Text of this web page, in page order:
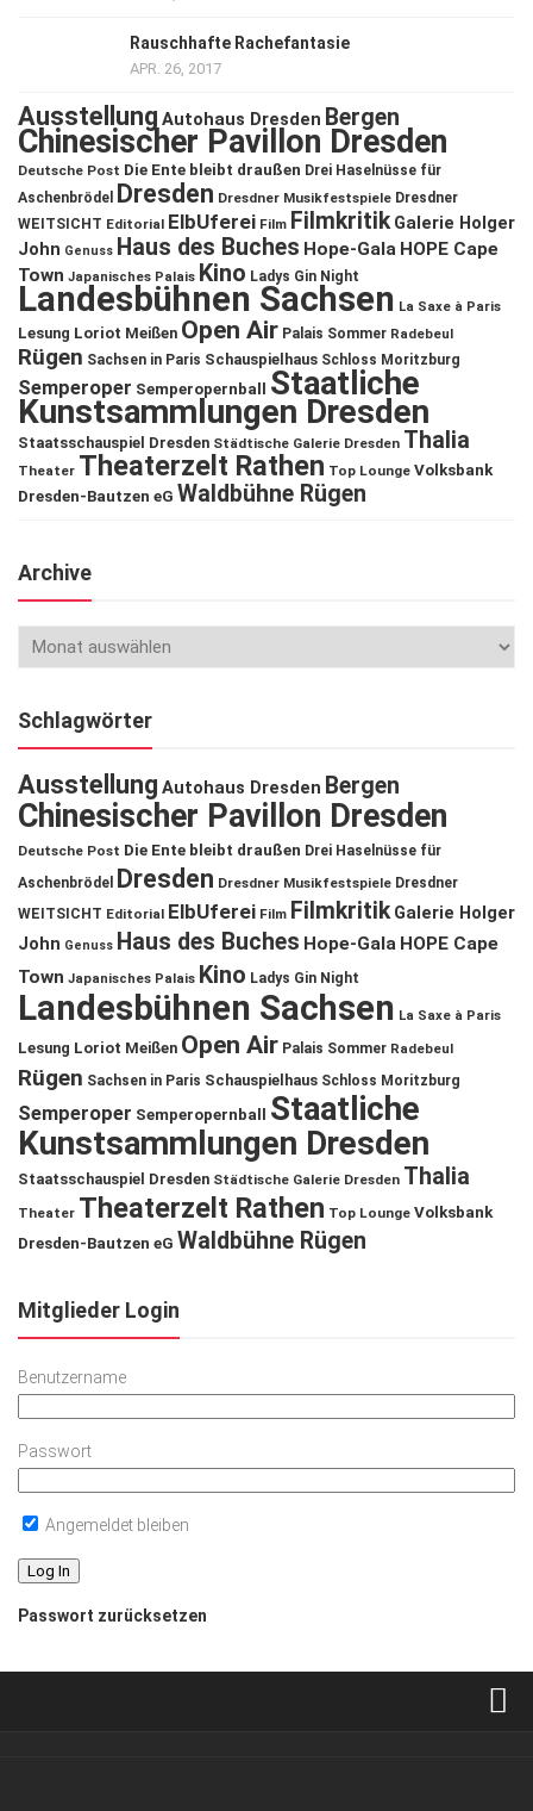
Rauschhafte Rachefantasie
APR. 26, 2017
Ausstellung Autohaus Dresden Bergen
Chinesischer Pavillon Dresden
Deutsche Post Die Ente bleibt draußen Drei Haselnüsse für
Aschenbrödel
Dresden Dresdner Musikfestspiele Dresdner
WEITSICHT Editorial ElbUferei Film Filmkritik Galerie Holger
John Genuss Haus des Buches Hope-Gala HOPE Cape
Town Japanisches Palais Kino Ladys Gin Night
Landesbühnen Sachsen La Saxe à Paris
Lesung Loriot Meißen Open Air Palais Sommer Radebeul
Rügen Sachsen in Paris Schauspielhaus Schloss Moritzburg
Semperoper Semperopernball Staatliche
Kunstsammlungen Dresden
Staatsschauspiel Dresden Städtische Galerie Dresden Thalia
Theater Theaterzelt Rathen Top Lounge Volksbank
Dresden-Bautzen eG Waldbühne Rügen
Archive
Schlagwörter
Ausstellung Autohaus Dresden Bergen
Chinesischer Pavillon Dresden
Deutsche Post Die Ente bleibt draußen Drei Haselnüsse für
Aschenbrödel
Dresden Dresdner Musikfestspiele Dresdner
WEITSICHT Editorial ElbUferei Film Filmkritik Galerie Holger
John Genuss Haus des Buches Hope-Gala HOPE Cape
Town Japanisches Palais Kino Ladys Gin Night
Landesbühnen Sachsen La Saxe à Paris
Lesung Loriot Meißen Open Air Palais Sommer Radebeul
Rügen Sachsen in Paris Schauspielhaus Schloss Moritzburg
Semperoper Semperopernball
Staatliche
Kunstsammlungen Dresden
Staatsschauspiel Dresden Städtische Galerie Dresden Thalia
Theater Theaterzelt Rathen Top Lounge Volksbank
Dresden-Bautzen eG Waldbühne Rügen
Mitglieder Login
Benutzername
Passwort
Angemeldet bleiben
Passwort zurücksetzen